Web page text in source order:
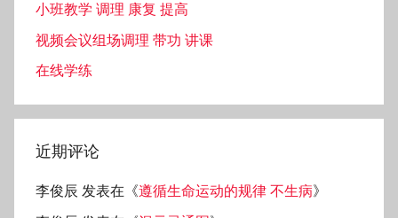
小班教学 调理 康复 提高
视频会议组场调理 带功 讲课
在线学练
近期评论
李俊辰 发表在《遵循生命运动的规律 不生病》